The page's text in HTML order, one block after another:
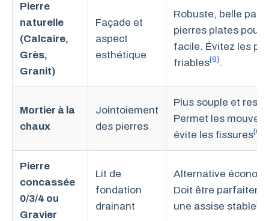
Pierre
naturelle
(Calcaire,
Grès,
Granit)
Façade et
aspect
esthétique
Robuste, belle
pierres plates pour
facile. Évitez les
friables[8] .
Mortier à la
chaux
Jointoiement
des pierres
Plus souple et
Permet les
évite les fissures[6]
Pierre
concassée
0/3/4 ou
Gravier
Lit de
fondation
drainant
Alternative
Doit être
une assise stable